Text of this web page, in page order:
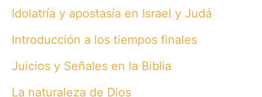
Idolatría y apostasía en Israel y Judá
Introducción a los tiempos finales
Juicios y Señales en la Biblia
La naturaleza de Dios